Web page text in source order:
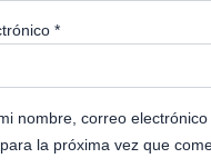
*
nombre, correo
la próxima vez que